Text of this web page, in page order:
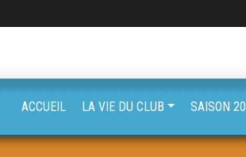
ACCUEIL LA VIE DU CLUB SAISON